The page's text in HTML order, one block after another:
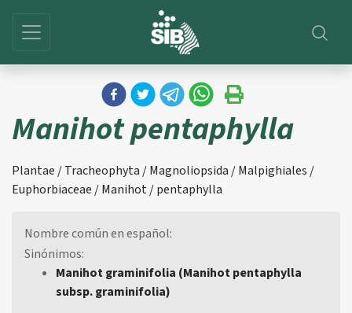
Manihot pentaphylla
Plantae / Tracheophyta / Magnoliopsida / Malpighiales /
Euphorbiaceae / Manihot / pentaphylla
Nombre común en español:
Sinónimos:
Manihot graminifolia (Manihot pentaphylla
subsp. graminifolia)